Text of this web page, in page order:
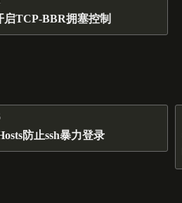
启TCP-BBR拥塞控制
防止ssh暴力登录